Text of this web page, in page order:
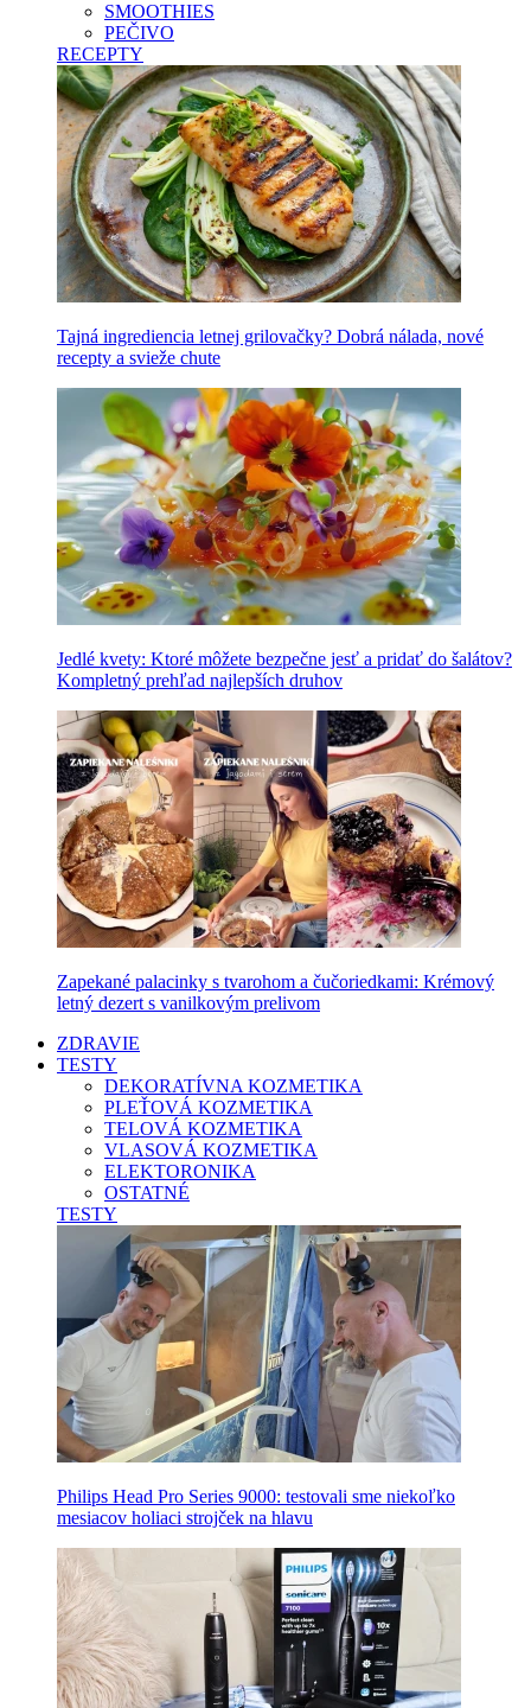
SMOOTHIES
PEČIVO
RECEPTY
Tajná ingrediencia letnej grilovačky? Dobrá nálada, nové
recepty a svieže chute
Jedlé kvety: Ktoré môžete bezpečne jesť a pridať do šalátov?
Kompletný prehľad najlepších druhov
Zapekané palacinky s tvarohom a čučoriedkami: Krémový
letný dezert s vanilkovým prelivom
ZDRAVIE
TESTY
DEKORATÍVNA KOZMETIKA
PLEŤOVÁ KOZMETIKA
TELOVÁ KOZMETIKA
VLASOVÁ KOZMETIKA
ELEKTORONIKA
OSTATNÉ
TESTY
Philips Head Pro Series 9000: testovali sme niekoľko
mesiacov holiaci strojček na hlavu